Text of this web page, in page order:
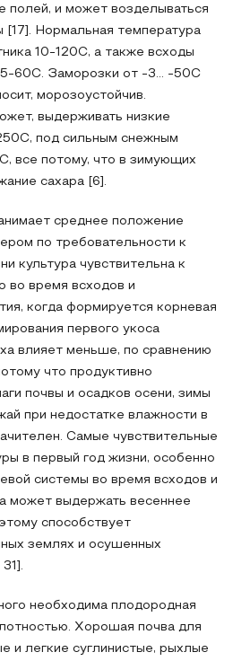
полей, и может возделываться
[17]. Нормальная температура
10-120С, а также всходы
5-60С. Заморозки от -3... -50С
морозоустойчив.
выдерживать низкие
под сильным снежным
все потому, что в зимующих
сахара [6].
среднее положение
по требовательности к
культура чувствительна к
во время всходов и
когда формируется корневая
первого укоса
влияет меньше, по сравнению
что продуктивно
почвы и осадков осени, зимы
при недостатке влажности в
Самые чувствительные
в первый год жизни, особенно
системы во время всходов и
может выдержать весеннее
способствует
землях и осушенных
необходима плодородная
Хорошая почва для
и легкие суглинистые, рыхлые